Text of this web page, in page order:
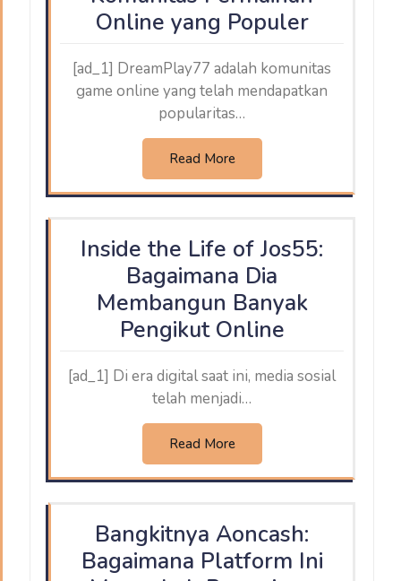
Online yang Populer
[ad_1] DreamPlay77 adalah komunitas
game online yang telah mendapatkan
popularitas…
Read More
Inside the Life of Jos55:
Bagaimana Dia
Membangun Banyak
Pengikut Online
[ad_1] Di era digital saat ini, media sosial
telah menjadi…
Read More
Bangkitnya Aoncash:
Bagaimana Platform Ini